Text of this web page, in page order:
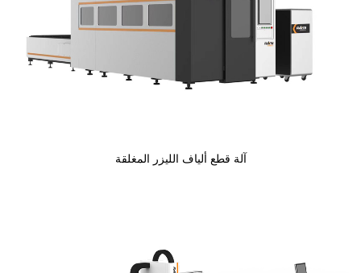
آلة قطع ألياف الليزر المغلقة